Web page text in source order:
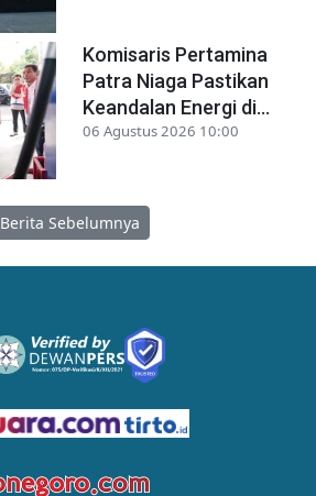
Komisaris Pertamina
Patra Niaga Pastikan
Keandalan Energi di...
06 Agustus 2026 10:00
Berita Sebelumnya